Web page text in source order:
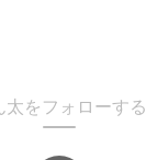
太をフォローする